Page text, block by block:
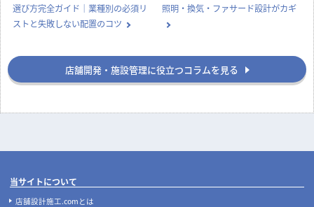
選び方完全ガイド｜業種別の必須リ
ストと失敗しない配置のコツ
照明・換気・ファサード設計がカギ
店舗開発・施設管理に役立つコラムを見る
当サイトについて
店舗設計施工.comとは